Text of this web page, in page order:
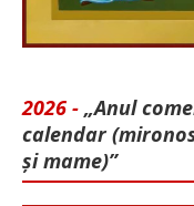
2026 - „Anul
calendar
și mame)”